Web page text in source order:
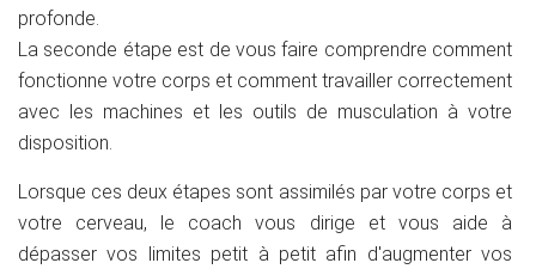
profonde.
La seconde étape est de vous faire comprendre comment
fonctionne votre corps et comment travailler correctement
avec les machines et les outils de musculation à votre
disposition.
Lorsque ces deux étapes sont assimilés par votre corps et
votre cerveau, le coach vous dirige et vous aide à
dépasser vos limites petit à petit afin d'augmenter vos